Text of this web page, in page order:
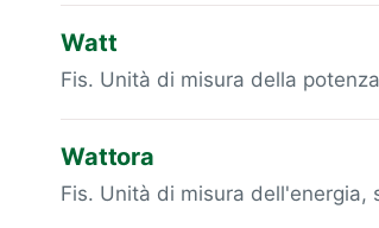
Watt
Fis. Unità di misura della
Wattora
Fis. Unità di misura dell'energia,